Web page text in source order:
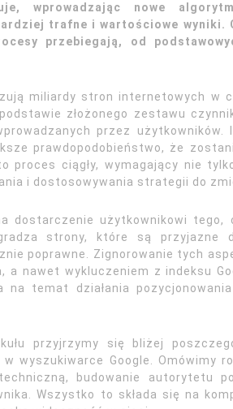
wprowadzając nowe
trafne i wartościowe wyniki.
przebiegają, od
miliardy stron internetowych w
złożonego zestawu
przez
prawdopodobieństwo, że
proces ciągły, wymagający nie
i dostosowywania strategii do
dostarczenie użytkownikowi
strony, które są przyjazne
poprawne. Zignorowanie tych
a nawet wykluczeniem z indeksu
na temat działania
przyjrzymy się bliżej
wyszukiwarce Google. Omówimy
budowanie autorytetu
Wszystko to składa się na